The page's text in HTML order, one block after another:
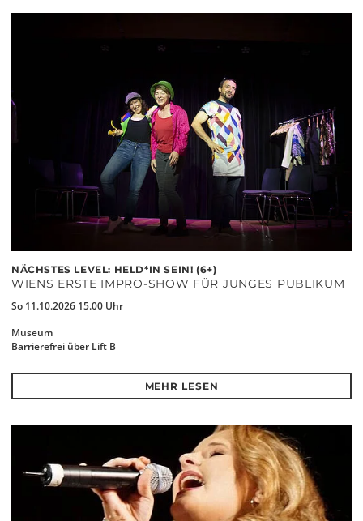
NÄCHSTES LEVEL: HELD*IN SEIN! (6+)
WIENS ERSTE IMPRO-SHOW FÜR JUNGES PUBLIKUM
So 11.10.2026 15.00 Uhr
Museum
Barrierefrei über Lift B
MEHR LESEN